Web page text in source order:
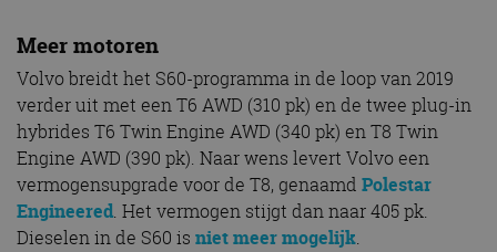
Meer motoren
Volvo breidt het S60-programma in de loop van 2019
verder uit met een T6 AWD (310 pk) en de twee plug-in
hybrides T6 Twin Engine AWD (340 pk) en T8 Twin
Engine AWD (390 pk). Naar wens levert Volvo een
vermogensupgrade voor de T8, genaamd Polestar
Engineered. Het vermogen stijgt dan naar 405 pk.
Dieselen in de S60 is niet meer mogelijk.